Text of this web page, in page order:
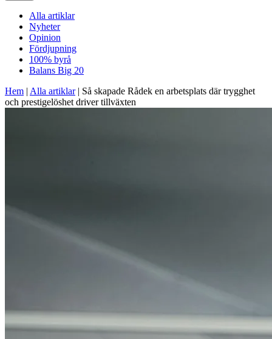
Alla artiklar
Nyheter
Opinion
Fördjupning
100% byrå
Balans Big 20
Hem | Alla artiklar| Så skapade Rådek en arbetsplats där trygghet
och prestigelöshet driver tillväxten